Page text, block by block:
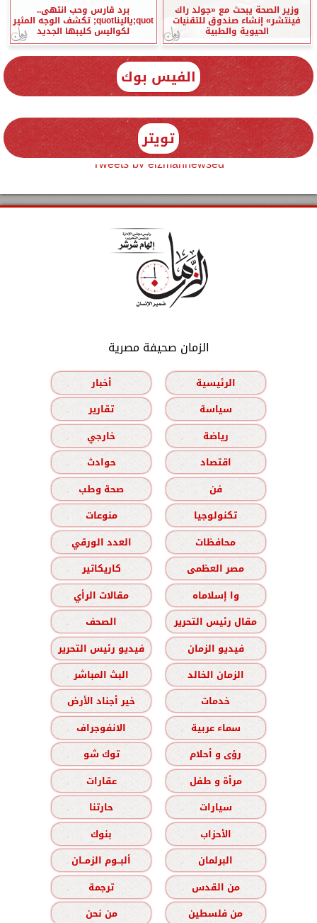
وزير الصحة يبحث مع «جولد راك
فينتشر» إنشاء صندوق للتقنيات
الحيوية والطبية
برد قارس وحب انتهى..
quot;ياليناquot; تكشف الوجه المثير
لكواليس كليبها الجديد
الفيس بوك
تويتر
Tweets by elzmannewseg
الزمان صحيفة مصرية
الرئيسية
أخبار
سياسة
تقارير
رياضة
خارجي
اقتصاد
حوادث
فن
صحة وطب
تكنولوجيا
منوعات
محافظات
العدد الورقي
مصر العظمى
كاريكاتير
وا إسلاماه
مقالات الرأي
مقال رئيس التحرير
الصحف
فيديو الزمان
فيديو رئيس التحرير
الزمان الخالد
البث المباشر
خدمات
خير أجناد الأرض
سماء عربية
الانفوجراف
رؤى و أحلام
توك شو
مرأة و طفل
عقارات
سيارات
حارتنا
الأحزاب
بنوك
البرلمان
ألبــوم الزمــان
من القدس
ترجمة
من فلسطين
من نحن